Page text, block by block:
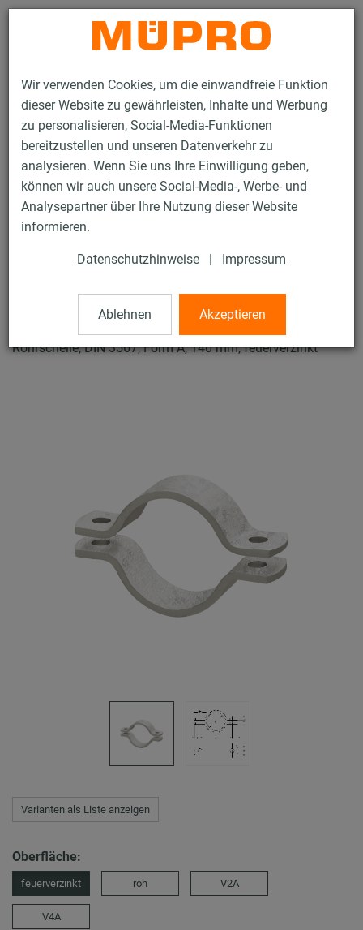
Wir verwenden Cookies, um die einwandfreie Funktion
dieser Website zu gewährleisten, Inhalte und Werbung
zu personalisieren, Social-Media-Funktionen
bereitzustellen und unseren Datenverkehr zu
analysieren. Wenn Sie uns Ihre Einwilligung geben,
können wir auch unsere Social-Media-, Werbe- und
Analysepartner über Ihre Nutzung dieser Website
informieren.
Datenschutzhinweise | Impressum
Ablehnen Akzeptieren
Kontakt
Produkte Befestigungstechnik
Feuerverzinkte Produkte
Feuerverzinkte Produkte für Rohrschlitten und Zubehör
Rohrschellen DIN 3567
Rohrschellen DIN 3567
Rohrschelle, DIN 3567, Form A, 140 mm, feuerverzinkt
Varianten als Liste anzeigen
Oberfläche:
feuerverzinkt roh V2A
V4A